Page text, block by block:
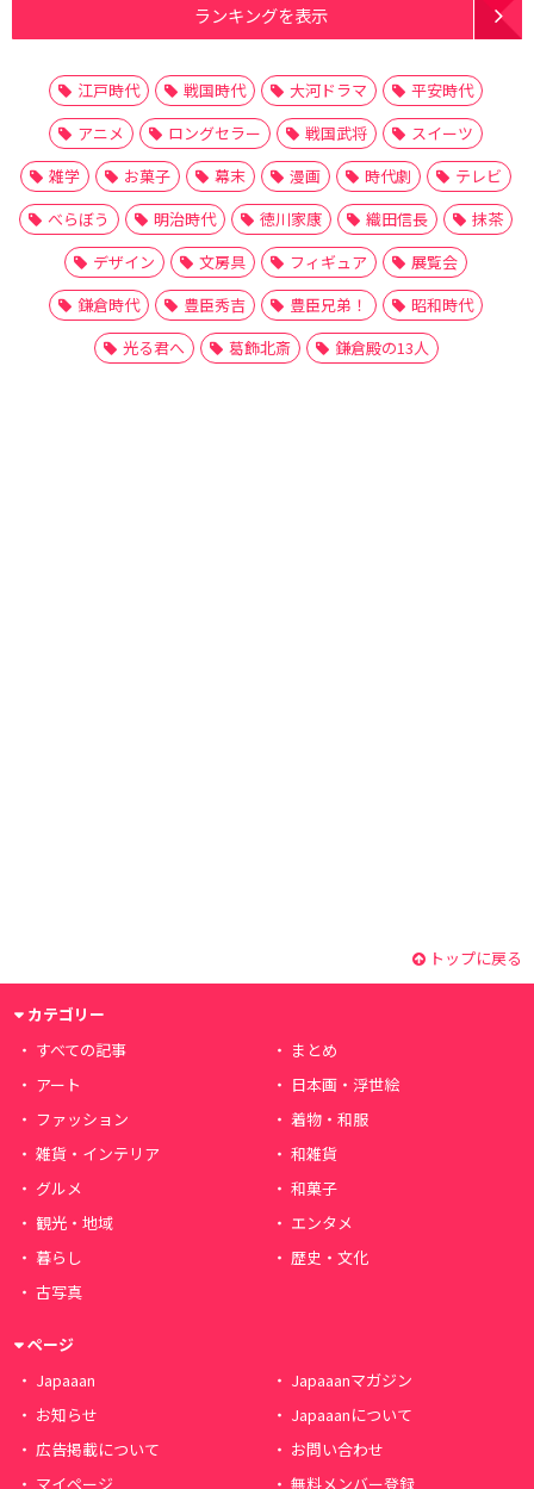
ランキングを表示
江戸時代 戦国時代 大河ドラマ
平安時代
アニメ
ロングセラー 戦国武将
スイーツ
雑学
お菓子 幕末 漫画 時代劇
テレビ
べらぼう
明治時代 徳川家康 織田信長
抹茶
デザイン
文房具 フィギュア
展覧会
鎌倉時代
豊臣秀吉 豊臣兄弟！
昭和時代
光る君へ
葛飾北斎 鎌倉殿の13人
トップに戻る
カテゴリー
すべての記事
まとめ
アート
日本画・浮世絵
ファッション
着物・和服
雑貨・インテリア
和雑貨
グルメ
和菓子
観光・地域
エンタメ
暮らし
歴史・文化
古写真
ページ
Japaaan
Japaaanマガジン
お知らせ
Japaaanについて
広告掲載について
お問い合わせ
マイページ
無料メンバー登録